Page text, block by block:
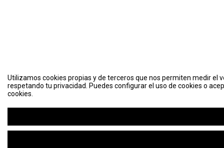
Utilizamos cookies propias y de terceros que nos permiten medir el
respetando tu privacidad. Puedes configurar el uso de cookies o
cookies.